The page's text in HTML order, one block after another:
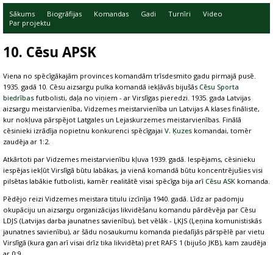
Sākums Biogrāfijas Komandas Gadi Turnīri
Video
Par projektu
10. Cēsu APSK
Viena no spēcīgākajām provinces komandām trīsdesmito gadu pirmajā pusē.
1935. gadā 10. Cēsu aizsargu pulka komandā iekļāvās bijušās Cēsu Sporta
biedrības futbolisti, daļa no viņiem - ar Virslīgas pieredzi. 1935. gada Latvijas
aizsargu meistarvienība, Vidzemes meistarvienība un Latvijas A klases fināliste,
kur nokļuva pārspējot Latgales un Lejaskurzemes meistarvienības. Finālā
cēsinieki izrādīja nopietnu konkurenci spēcīgajai V. Ķuzes komandai, tomēr
zaudēja ar 1:2.
Atkārtoti par Vidzemes meistarvienību kļuva 1939. gadā. Iespējams, cēsinieku
iespējas iekļūt Virslīgā būtu labākas, ja vienā komandā būtu koncentrējušies visi
pilsētas labākie futbolisti, kamēr realitātē visai spēcīga bija arī Cēsu ASK komanda.
Pēdējo reizi Vidzemes meistara titulu izcīnīja 1940. gadā. Līdz ar padomju
okupāciju un aizsargu organizācijas likvidēšanu komandu pārdēvēja par Cēsu
LDJS (Latvijas darba jaunatnes savienību), bet vēlāk - ĻKJS (Ļeņina komunistiskās
jaunatnes savienību), ar šādu nosaukumu komanda piedalījās pārspēlē par vietu
Virslīgā (kura gan arī visai drīz tika likvidēta) pret RAFS 1 (bijušo JKB), kam zaudēja